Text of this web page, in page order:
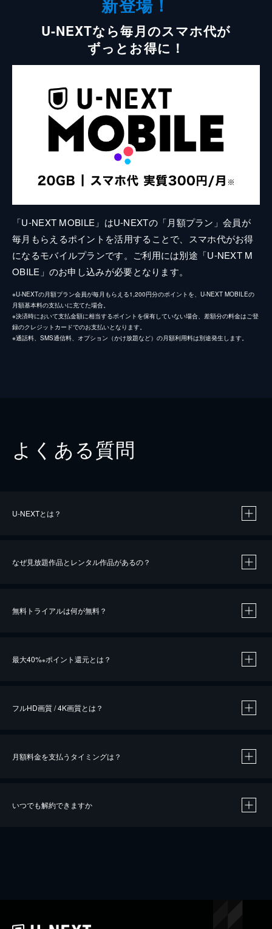
新登場！
U-NEXTなら毎月のスマホ代が
ずっとお得に！
「U-NEXT MOBILE」はU-NEXTの「月額プラン」会員が
毎月もらえるポイントを活用することで、スマホ代がお得
になるモバイルプランです。ご利用には別途「U-NEXT M
OBILE」のお申し込みが必要となります。
※U-NEXTの月額プラン会員が毎月もらえる1,200円分のポイントを、U-NEXT MOBILEの
月額基本料の支払いに充てた場合。
※決済時において支払金額に相当するポイントを保有していない場合、差額分の料金はご登
録のクレジットカードでのお支払いとなります。
※通話料、SMS通信料、オプション（かけ放題など）の月額利用料は別途発生します。
よくある質問
U-NEXTとは？
なぜ見放題作品とレンタル作品があるの？
無料トライアルは何が無料？
最大40%※ポイント還元とは？
※40％ポイント還元の対象は、クレジットカード決済による作品の購入 / レンタルです。
iOSアプリのUコイン決済による作品の購入 / レンタルは、20％のポイント還元です。
フルHD画質 / 4K画質とは？
月額料金を支払うタイミングは？
いつでも解約できますか